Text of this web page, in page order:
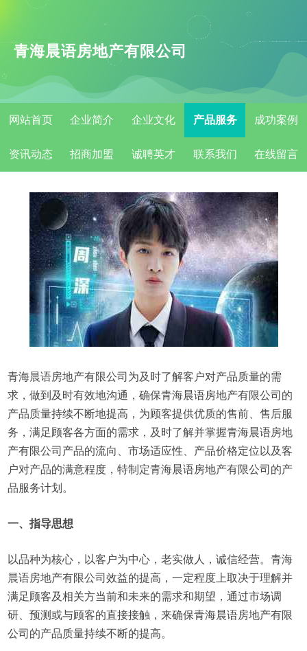
青海晨语房地产有限公司
网站首页 企业简介 企业文化 产品服务 成功案例
资讯动态 招商加盟 诚聘英才 联系我们 在线留言
青海晨语房地产有限公司为及时了解客户对产品质量的需
求，做到及时有效地沟通，确保青海晨语房地产有限公司的
产品质量持续不断地提高，为顾客提供优质的售前、售后服
务，满足顾客各方面的需求，及时了解并掌握青海晨语房地
产有限公司产品的流向、市场适应性、产品价格定位以及客
户对产品的满意程度，特制定青海晨语房地产有限公司的产
品服务计划。
一、指导思想
以品种为核心，以客户为中心，老实做人，诚信经营。青海
晨语房地产有限公司效益的提高，一定程度上取决于理解并
满足顾客及相关方当前和未来的需求和期望，通过市场调
研、预测或与顾客的直接接触，来确保青海晨语房地产有限
公司的产品质量持续不断的提高。